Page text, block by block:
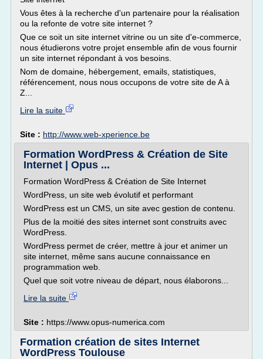
Vous êtes à la recherche d'un partenaire pour la réalisation
ou la refonte de votre site internet ?
Que ce soit un site internet vitrine ou un site d'e-commerce,
nous étudierons votre projet ensemble afin de vous fournir
un site internet répondant à vos besoins.
Nom de domaine, hébergement, emails, statistiques,
référencement, nous nous occupons de votre site de A à
Z...
Lire la suite
Site : http://www.web-xperience.be
Formation WordPress & Création de Site
Internet | Opus ...
Formation WordPress & Création de Site Internet
WordPress, un site web évolutif et performant
WordPress est un CMS, un site avec gestion de contenu.
Plus de la moitié des sites internet sont construits avec
WordPress.
WordPress permet de créer, mettre à jour et animer un
site internet, même sans aucune connaissance en
programmation web.
Quel que soit votre niveau de départ, nous élaborons...
Lire la suite
Site : https://www.opus-numerica.com
Formation création de sites Internet
WordPress Toulouse